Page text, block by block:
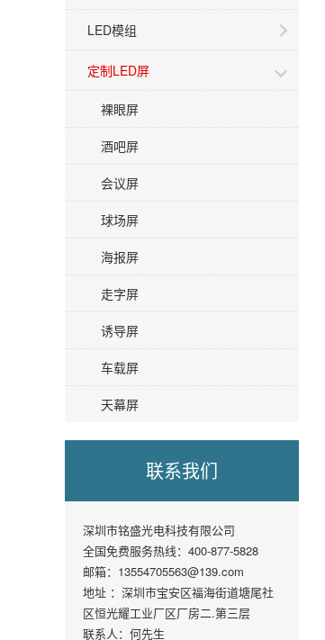
LED模组
定制LED屏
裸眼屏
酒吧屏
会议屏
球场屏
海报屏
走字屏
诱导屏
车载屏
天幕屏
联系我们
深圳市铭盛光电科技有限公司
全国免费服务热线：400-877-5828
邮箱：13554705563@139.com
地址 ：深圳市宝安区福海街道塘尾社
区恒光耀工业厂区厂房二.第三层
联系人：何先生